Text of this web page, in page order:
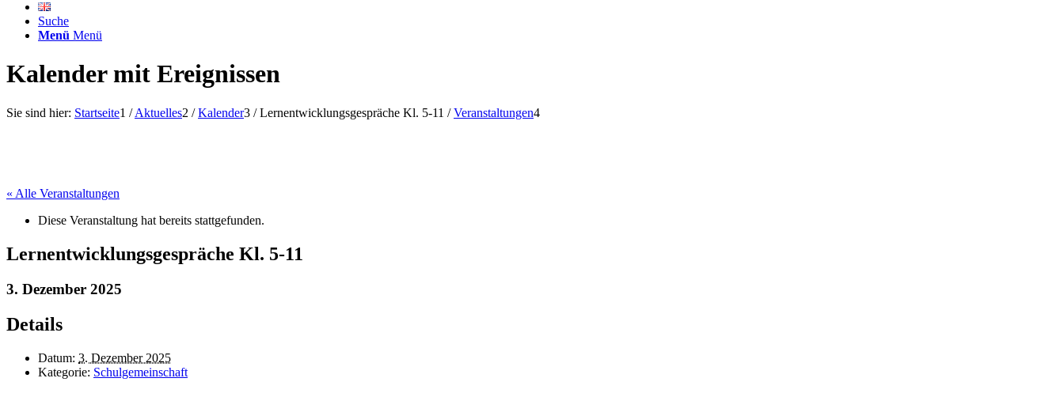
Suche
Menü Menü
Kalender mit Ereignissen
Sie sind hier: Startseite1 / Aktuelles2 / Kalender3 / Lernentwicklungsgespräche Kl. 5-11 / Veranstaltungen4
« Alle Veranstaltungen
Diese Veranstaltung hat bereits stattgefunden.
Lernentwicklungsgespräche Kl. 5-11
3. Dezember 2025
Details
Datum: 3. Dezember 2025
Kategorie: Schulgemeinschaft